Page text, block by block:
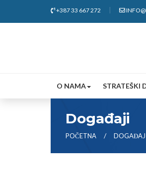
+387 33 667 272
O NAMA STRATEŠKI
Događaji
POČETNA